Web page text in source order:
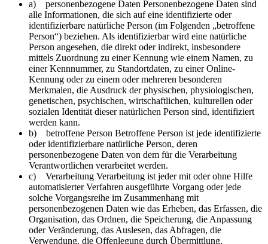
a) personenbezogene Daten Personenbezogene Daten sind
alle Informationen, die sich auf eine identifizierte oder
identifizierbare natürliche Person (im Folgenden „betroffene
Person“) beziehen. Als identifizierbar wird eine natürliche
Person angesehen, die direkt oder indirekt, insbesondere
mittels Zuordnung zu einer Kennung wie einem Namen, zu
einer Kennnummer, zu Standortdaten, zu einer Online-
Kennung oder zu einem oder mehreren besonderen
Merkmalen, die Ausdruck der physischen, physiologischen,
genetischen, psychischen, wirtschaftlichen, kulturellen oder
sozialen Identität dieser natürlichen Person sind, identifiziert
werden kann.
b) betroffene Person Betroffene Person ist jede identifizierte
oder identifizierbare natürliche Person, deren
personenbezogene Daten von dem für die Verarbeitung
Verantwortlichen verarbeitet werden.
c) Verarbeitung Verarbeitung ist jeder mit oder ohne Hilfe
automatisierter Verfahren ausgeführte Vorgang oder jede
solche Vorgangsreihe im Zusammenhang mit
personenbezogenen Daten wie das Erheben, das Erfassen, die
Organisation, das Ordnen, die Speicherung, die Anpassung
oder Veränderung, das Auslesen, das Abfragen, die
Verwendung, die Offenlegung durch Übermittlung,